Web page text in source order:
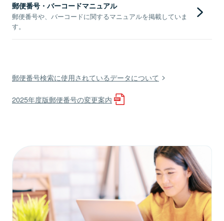
郵便番号・バーコードマニュアル
郵便番号や、バーコードに関するマニュアルを掲載していま
す。
郵便番号検索に使用されているデータについて
2025年度版郵便番号の変更案内